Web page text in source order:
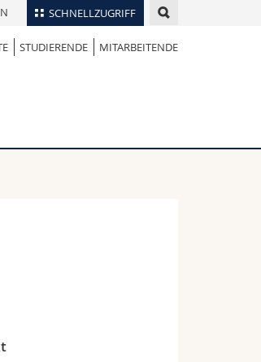
SCHNELLZUGRIFF
Personenverzeichnis
Vorlesungsverzeichnis
STUDIERENDE MITARBEITENDE